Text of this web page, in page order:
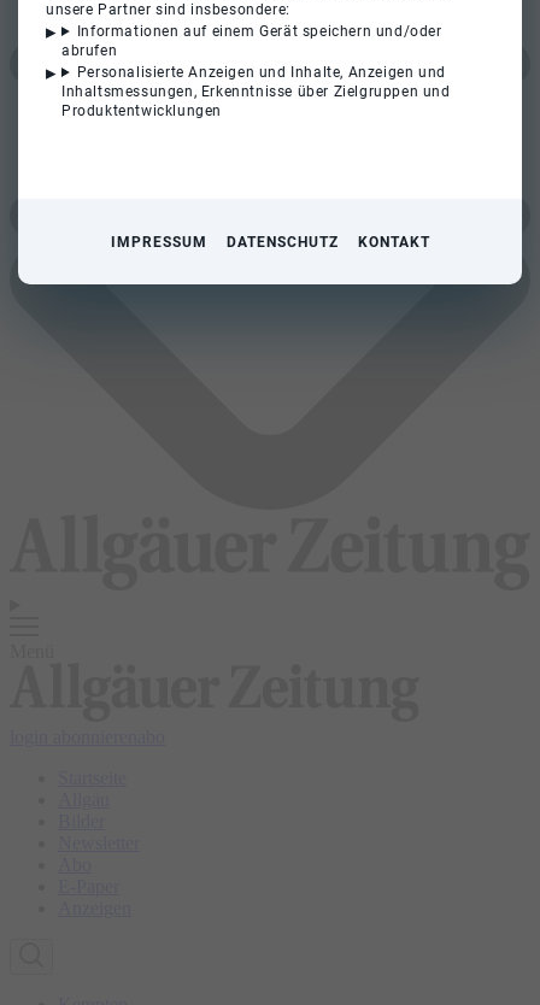
unsere Partner sind insbesondere:
Informationen auf einem Gerät speichern und/oder
abrufen
Personalisierte Anzeigen und Inhalte, Anzeigen und
Inhaltsmessungen, Erkenntnisse über Zielgruppen und
Produktentwicklungen
IMPRESSUM DATENSCHUTZ KONTAKT